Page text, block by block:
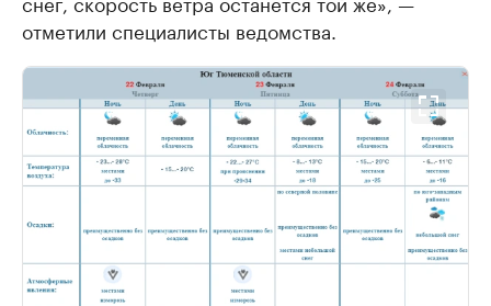
отметили специалисты ведомства.